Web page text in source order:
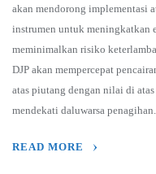
akan mendorong implementasi
instrumen untuk meningkatkan
meminimalkan risiko
DJP akan mempercepat
atas piutang dengan nilai di
mendekati daluwarsa penagihan.
READ MORE